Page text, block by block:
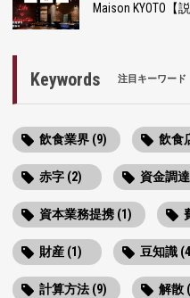
Maison KYOTO【
Keywords 注目キーワード
飲食業界 (9) 飲食
赤字 (2) 資金調
資本業務提携 (1)
財産 (1) 豆知識
計算方法 (9) 解散